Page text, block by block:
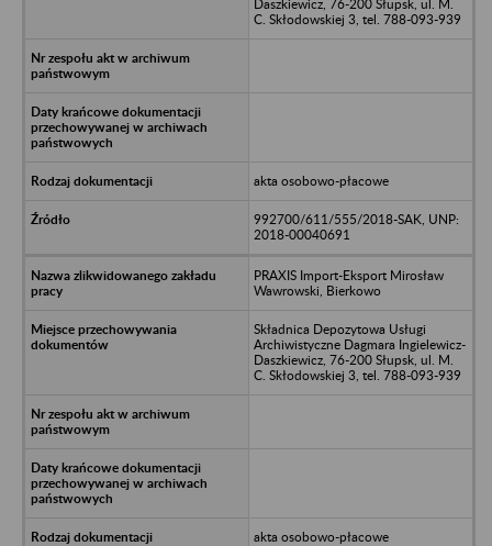
Daszkiewicz, 76-200 Słupsk, ul. M.
C. Skłodowskiej 3, tel. 788-093-939
akta osobowo-płacowe
992700/611/555/2018-SAK, UNP:
2018-00040691
PRAXIS Import-Eksport Mirosław
Wawrowski, Bierkowo
Składnica Depozytowa Usługi
Archiwistyczne Dagmara Ingielewicz-
Daszkiewicz, 76-200 Słupsk, ul. M.
C. Skłodowskiej 3, tel. 788-093-939
akta osobowo-płacowe